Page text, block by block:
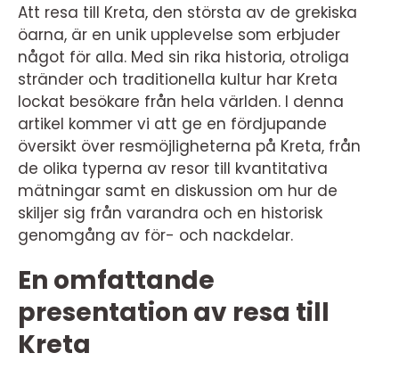
Att resa till Kreta, den största av de grekiska
öarna, är en unik upplevelse som erbjuder
något för alla. Med sin rika historia, otroliga
stränder och traditionella kultur har Kreta
lockat besökare från hela världen. I denna
artikel kommer vi att ge en fördjupande
översikt över resmöjligheterna på Kreta, från
de olika typerna av resor till kvantitativa
mätningar samt en diskussion om hur de
skiljer sig från varandra och en historisk
genomgång av för- och nackdelar.
En omfattande
presentation av resa till
Kreta